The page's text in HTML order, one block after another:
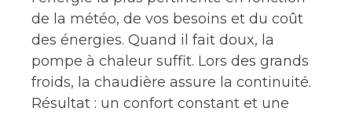
de la météo, de vos besoins et du coût
des énergies. Quand il fait doux, la
pompe à chaleur suffit. Lors des grands
froids, la chaudière assure la continuité.
Résultat : un confort constant et une